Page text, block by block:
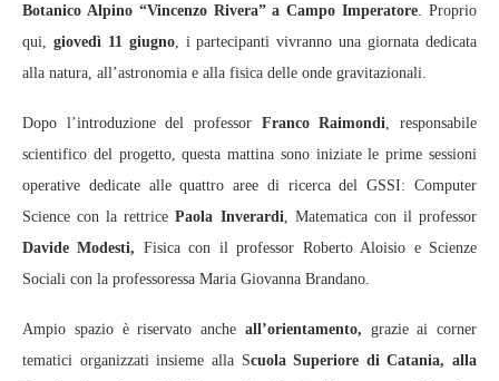
Botanico Alpino “Vincenzo Rivera” a Campo Imperatore . Proprio
qui, giovedì 11 giugno, i partecipanti vivranno una giornata dedicata
alla natura, all’astronomia e alla fisica delle onde gravitazionali.
Dopo l’introduzione del professor Franco Raimondi , responsabile
scientifico del progetto, questa mattina sono iniziate le prime sessioni
operative dedicate alle quattro aree di ricerca del GSSI: Computer
Science con la rettrice Paola Inverardi , Matematica con il professor
Davide Modesti, Fisica con il professor Roberto Aloisio e Scienze
Sociali con la professoressa Maria Giovanna Brandano.
Ampio spazio è riservato anche all’orientamento, grazie ai corner
tematici organizzati insieme alla Scuola Superiore di Catania, alla